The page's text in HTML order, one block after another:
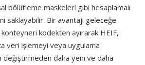
bölütleme maskeleri gibi hesaplamalı
saklayabilir. Bir avantajı geleceğe
kodekten ayırarak HEIF,
veri işlemeyi veya uygulama
değiştirmeden daha yeni ve daha